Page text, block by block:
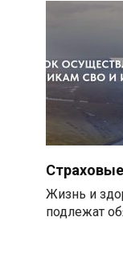
Жизнь и
подлежат